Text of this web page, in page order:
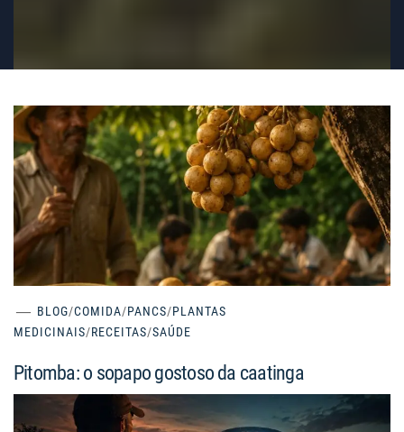
BLOG/COMIDA/PANCS/PLANTAS
MEDICINAIS/RECEITAS/SAÚDE
Pitomba: o sopapo gostoso da caatinga